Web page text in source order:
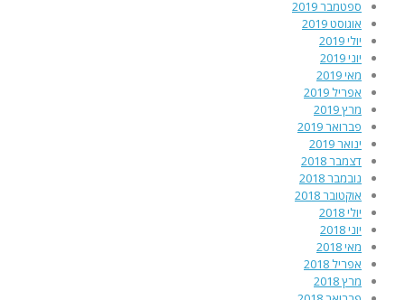
ספטמבר 2019
אוגוסט 2019
יולי 2019
יוני 2019
מאי 2019
אפריל 2019
מרץ 2019
פברואר 2019
ינואר 2019
דצמבר 2018
נובמבר 2018
אוקטובר 2018
יולי 2018
יוני 2018
מאי 2018
אפריל 2018
מרץ 2018